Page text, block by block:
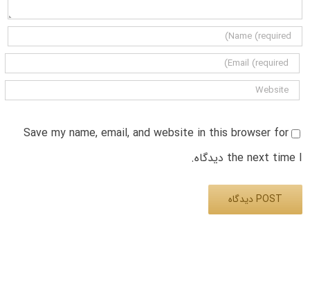
Save my name, email, and website in this browser for
the next time I دیدگاه.